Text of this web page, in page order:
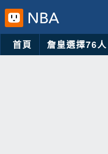
首頁 詹皇選擇76人